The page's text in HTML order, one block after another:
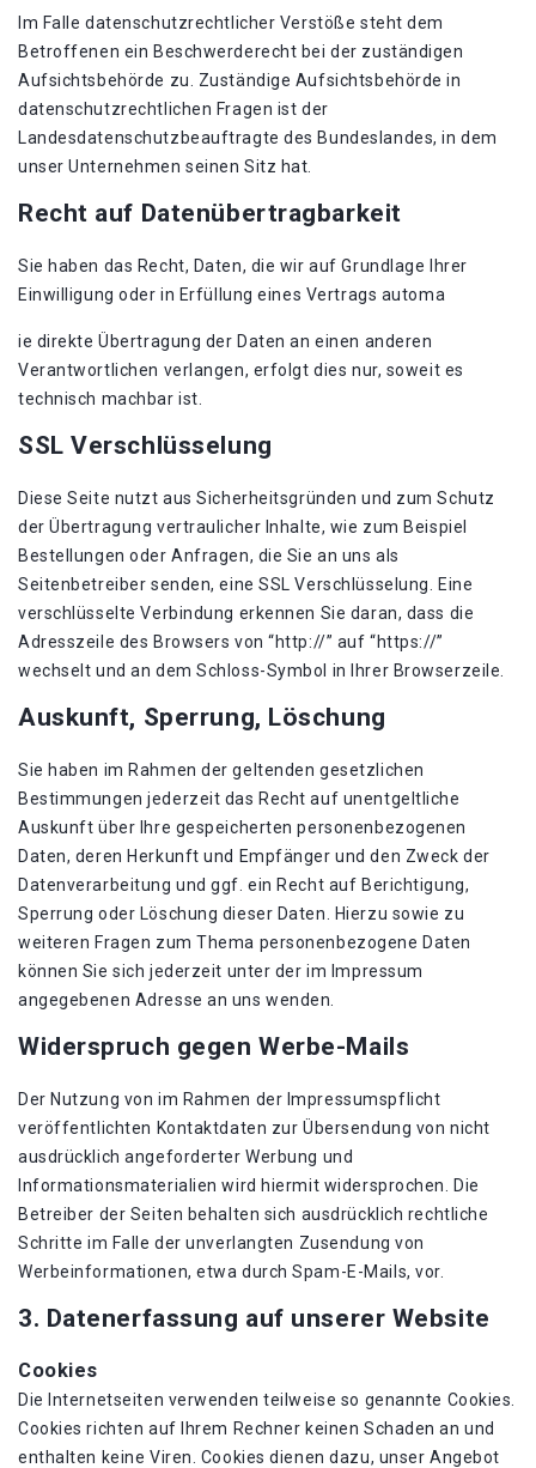
Im Falle datenschutzrechtlicher Verstöße steht dem
Betroffenen ein Beschwerderecht bei der zuständigen
Aufsichtsbehörde zu. Zuständige Aufsichtsbehörde in
datenschutzrechtlichen Fragen ist der
Landesdatenschutzbeauftragte des Bundeslandes, in dem
unser Unternehmen seinen Sitz hat.
Recht auf Datenübertragbarkeit
Sie haben das Recht, Daten, die wir auf Grundlage Ihrer
Einwilligung oder in Erfüllung eines Vertrags automa
ie direkte Übertragung der Daten an einen anderen
Verantwortlichen verlangen, erfolgt dies nur, soweit es
technisch machbar ist.
SSL Verschlüsselung
Diese Seite nutzt aus Sicherheitsgründen und zum Schutz
der Übertragung vertraulicher Inhalte, wie zum Beispiel
Bestellungen oder Anfragen, die Sie an uns als
Seitenbetreiber senden, eine SSL Verschlüsselung. Eine
verschlüsselte Verbindung erkennen Sie daran, dass die
Adresszeile des Browsers von “http://” auf “https://”
wechselt und an dem Schloss-Symbol in Ihrer Browserzeile.
Auskunft, Sperrung, Löschung
Sie haben im Rahmen der geltenden gesetzlichen
Bestimmungen jederzeit das Recht auf unentgeltliche
Auskunft über Ihre gespeicherten personenbezogenen
Daten, deren Herkunft und Empfänger und den Zweck der
Datenverarbeitung und ggf. ein Recht auf Berichtigung,
Sperrung oder Löschung dieser Daten. Hierzu sowie zu
weiteren Fragen zum Thema personenbezogene Daten
können Sie sich jederzeit unter der im Impressum
angegebenen Adresse an uns wenden.
Widerspruch gegen Werbe-Mails
Der Nutzung von im Rahmen der Impressumspflicht
veröffentlichten Kontaktdaten zur Übersendung von nicht
ausdrücklich angeforderter Werbung und
Informationsmaterialien wird hiermit widersprochen. Die
Betreiber der Seiten behalten sich ausdrücklich rechtliche
Schritte im Falle der unverlangten Zusendung von
Werbeinformationen, etwa durch Spam-E-Mails, vor.
3. Datenerfassung auf unserer Website
Cookies
Die Internetseiten verwenden teilweise so genannte Cookies.
Cookies richten auf Ihrem Rechner keinen Schaden an und
enthalten keine Viren. Cookies dienen dazu, unser Angebot